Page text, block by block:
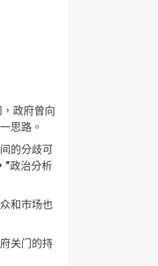
政府曾向
思路。
的分歧可
”政治分析
和市场也
关门的持